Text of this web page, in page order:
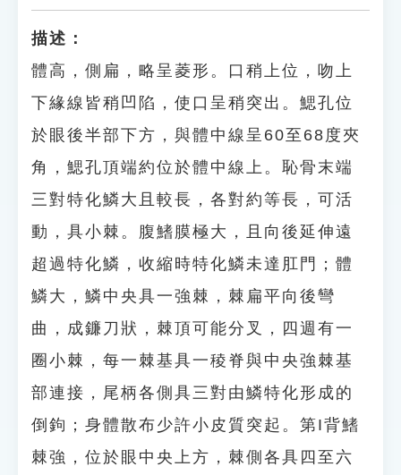
描述：
體高，側扁，略呈菱形。口稍上位，吻上
下緣線皆稍凹陷，使口呈稍突出。鰓孔位
於眼後半部下方，與體中線呈60至68度夾
角，鰓孔頂端約位於體中線上。恥骨末端
三對特化鱗大且較長，各對約等長，可活
動，具小棘。腹鰭膜極大，且向後延伸遠
超過特化鱗，收縮時特化鱗未達肛門；體
鱗大，鱗中央具一強棘，棘扁平向後彎
曲，成鐮刀狀，棘頂可能分叉，四週有一
圈小棘，每一棘基具一稜脊與中央強棘基
部連接，尾柄各側具三對由鱗特化形成的
倒鉤；身體散布少許小皮質突起。第I背鰭
棘強，位於眼中央上方，棘側各具四至六